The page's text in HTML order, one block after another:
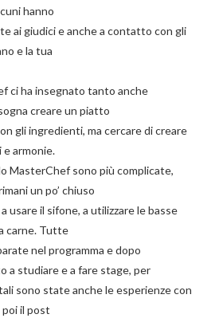
hanno
ai giudici e anche a contatto con gli
e la tua
ci ha insegnato tanto anche
creare un piatto
gli ingredienti, ma cercare di creare
e armonie.
MasterChef sono più complicate,
un po’ chiuso
usare il sifone, a utilizzare le basse
carne. Tutte
nel programma e dopo
a studiare e a fare stage, per
sono state anche le esperienze con
poi il post